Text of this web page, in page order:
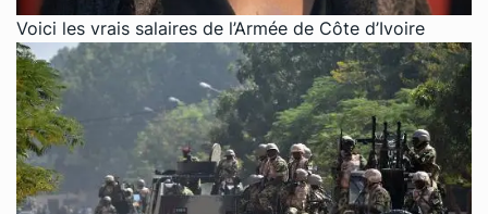
Voici les vrais salaires de l’Armée de Côte d’Ivoire